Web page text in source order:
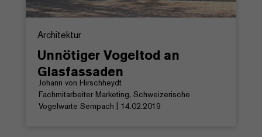
Architektur
Unnötiger Vogeltod an
Glasfassaden
Johann von Hirschheydt
Fachmitarbeiter Marketing, Schweizerische
Vogelwarte Sempach | 14.02.2019